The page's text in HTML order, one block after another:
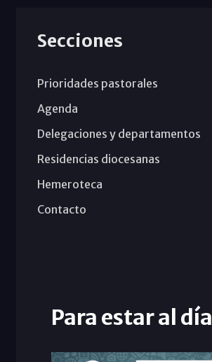
Secciones
Prioridades pastorales
Agenda
Delegaciones y departamentos
Residencias diocesanas
Hemeroteca
Contacto
Para estar al día